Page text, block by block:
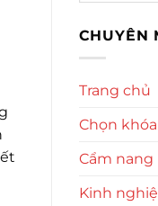
CHUYÊN
Trang chủ
Chọn
Cẩm nang
Kinh